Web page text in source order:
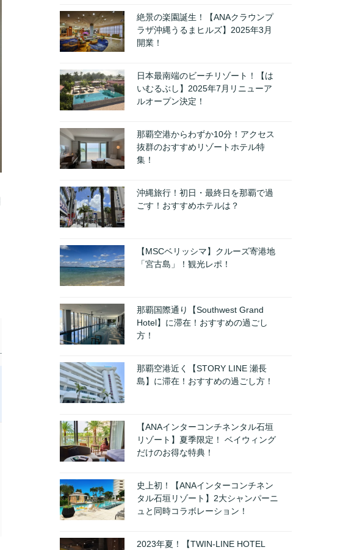
絶景の楽園誕生！【ANAクラウンプ
ラザ沖縄うるまヒルズ】2025年3月
開業！
日本最南端のビーチリゾート！【は
いむるぶし】2025年7月リニューア
ルオープン決定！
那覇空港からわずか10分！アクセス
抜群のおすすめリゾートホテル特
集！
沖縄旅行！初日・最終日を那覇で過
ごす！おすすめホテルは？
【MSCベリッシマ】クルーズ寄港地
「宮古島」！観光レポ！
那覇国際通り【Southwest Grand
Hotel】に滞在！おすすめの過ごし
方！
那覇空港近く【STORY LINE 瀬長
島】に滞在！おすすめの過ごし方！
【ANAインターコンチネンタル石垣
リゾート】夏季限定！ ベイウィング
だけのお得な特典！
史上初！【ANAインターコンチネン
タル石垣リゾート】2大シャンパーニ
ュと同時コラボレーション！
2023年夏！【TWIN-LINE HOTEL